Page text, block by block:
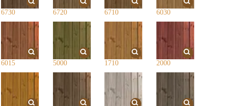
6730 6720 6710 6030
6015 5000 1710 2000